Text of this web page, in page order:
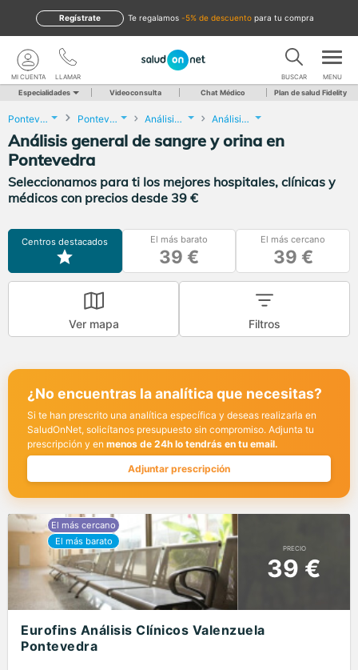
te regalamos -5% de descuento para tu compra
Regístrate
LLAMAR
MI CUENTA BUSCAR MENU
Especialidades Videoconsulta Chat Médico Plan de salud Fidelity
Pontevedra Pontevedra Análisis Clínicos Análisis general de sangre y orina
Análisis general de sangre y orina en
Pontevedra
Seleccionamos para ti los mejores hospitales, clínicas y
médicos con precios desde 39 €
Centros destacados El más barato
39 €
El más cercano
39 €
Ver mapa Filtros
¿No encuentras la analítica que necesitas?
Si te han prescrito una analítica específica y deseas realizarla en
SaludOnNet, solicítanos presupuesto sin compromiso. Adjunta tu
prescripción y en menos de 24h lo tendrás en tu email.
Adjuntar prescripción
PRECIO
39 €
Eurofins Análisis Clínicos Valenzuela
Pontevedra